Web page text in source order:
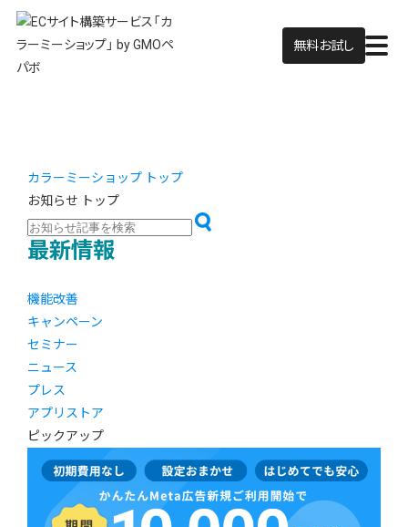
無料お試し
カラーミーショップ トップ
お知らせ トップ
最新情報
機能改善
キャンペーン
セミナー
ニュース
プレス
アプリストア
ピックアップ